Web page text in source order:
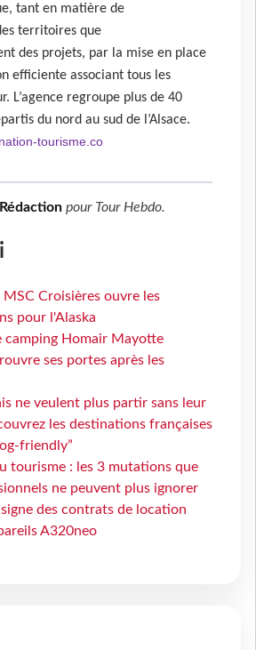
tant en matière de
territoires que
des projets, par la mise en place
efficiente associant tous les
L’agence regroupe plus de 40
du nord au sud de l’Alsace.
tourisme.co
Rédaction pour Tour Hebdo.
MSC Croisières ouvre les
pour l'Alaska
camping Homair Mayotte
ses portes après les
ne veulent plus partir sans leur
les destinations françaises
friendly”
tourisme : les 3 mutations que
ne peuvent plus ignorer
signe des contrats de location
A320neo